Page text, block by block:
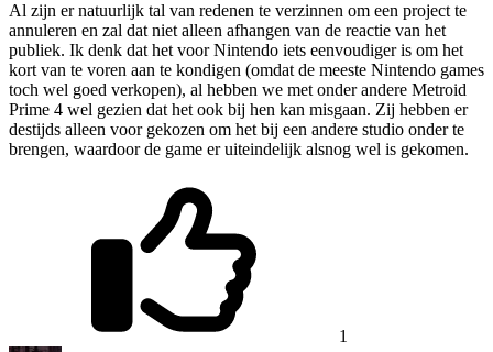
Al zijn er natuurlijk tal van redenen te verzinnen om een project te
annuleren en zal dat niet alleen afhangen van de reactie van het
publiek. Ik denk dat het voor Nintendo iets eenvoudiger is om het
kort van te voren aan te kondigen (omdat de meeste Nintendo games
toch wel goed verkopen), al hebben we met onder andere Metroid
Prime 4 wel gezien dat het ook bij hen kan misgaan. Zij hebben er
destijds alleen voor gekozen om het bij een andere studio onder te
brengen, waardoor de game er uiteindelijk alsnog wel is gekomen.
1